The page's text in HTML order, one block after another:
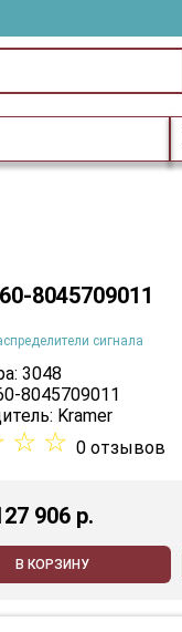
8045709011
сигнала
3048
8045709011
Kramer
☆ ☆ 0 отзывов
906 p.
В КОРЗИНУ